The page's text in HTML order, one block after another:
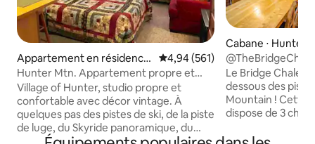
Appartement en résidence
⋅ Hunter
Évaluation moyenne sur la
4,94 (561)
Hunter Mtn. Appartement propre et
confortable *Excellents commentaires*
Village of Hunter, studio propre et
confortable avec décor vintage. À
quelques pas des pistes de ski, de la piste
de luge, du Skyride panoramique, du
lac/de la plage de Dolan, des courts de
Cabane ⋅ Hunter
0,5 miles de
Le Bridge Chalet
dessous des
Mountain ! Cette maison authentique
dispose de 3
rue calme.